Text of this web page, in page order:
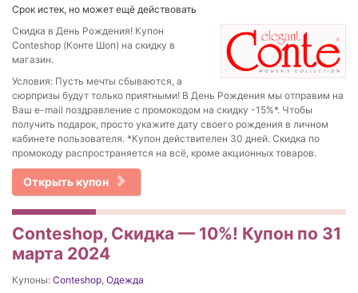
Срок истек, но может ещё действовать
Скидка в День Рождения! Купон
Conteshop (Конте Шоп) на скидку в
магазин.
Условия: Пусть мечты сбываются, а
сюрпризы будут только приятными! В День Рождения мы отправим на
Ваш e-mail поздравление с промокодом на скидку -15%*. Чтобы
получить подарок, просто укажите дату своего рождения в личном
кабинете пользователя. *Купон действителен 30 дней. Скидка по
промокоду распространяется на всё, кроме акционных товаров.
Открыть купон
Conteshop, Скидка — 10%! Купон по 31
марта 2024
Купоны: Conteshop Одежда